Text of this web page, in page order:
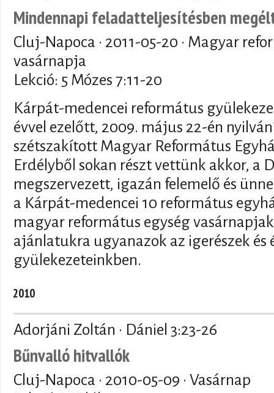
Mindennapi feladatteljesítésben
Cluj-Napoca · 2011-05-20 · Magyar
vasárnapja
Lekció: 5 Mózes 7:11-20
Kárpát-medencei református
évvel ezelőtt, 2009. május 22-én
szétszakított Magyar Református
Erdélyből sokan részt vettünk akkor, a
megszervezett, igazán felemelő és
a Kárpát-medencei 10 református
magyar református egység
ajánlatukra ugyanazok az igerészek és
gyülekezeteinkben.
2010
Adorjáni Zoltán · Dániel 3:23-26
Bűnvalló hitvallók
Cluj-Napoca · 2010-05-09 · Vasárnap